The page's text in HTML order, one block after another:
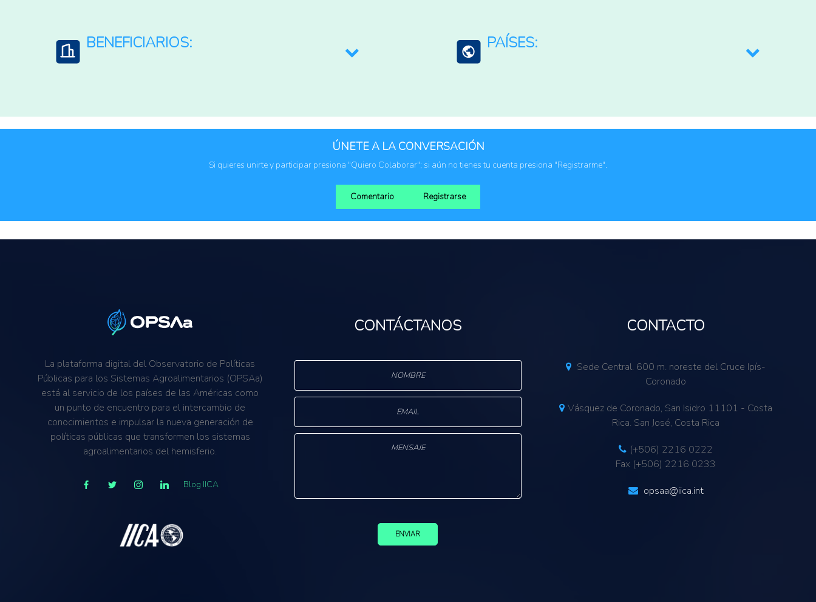
BENEFICIARIOS: PAÍSES:
ÚNETE A LA CONVERSACIÓN
Si quieres unirte y participar presiona "Quiero Colaborar"; si aún no tienes tu cuenta presiona "Registrarme".
Comentario Registrarse
La plataforma digital del Observatorio de Políticas
Públicas para los Sistemas Agroalimentarios (OPSAa)
está al servicio de los países de las Américas como
un punto de encuentro para el intercambio de
conocimientos e impulsar la nueva generación de
políticas públicas que transformen los sistemas
agroalimentarios del hemisferio.
Blog IICA
CONTÁCTANOS
ENVIAR
CONTACTO
Sede Central. 600 m. noreste del Cruce Ipís-
Coronado
Vásquez de Coronado, San Isidro 11101 - Costa
Rica. San José, Costa Rica
(+506) 2216 0222
Fax (+506) 2216 0233
opsaa@iica.int